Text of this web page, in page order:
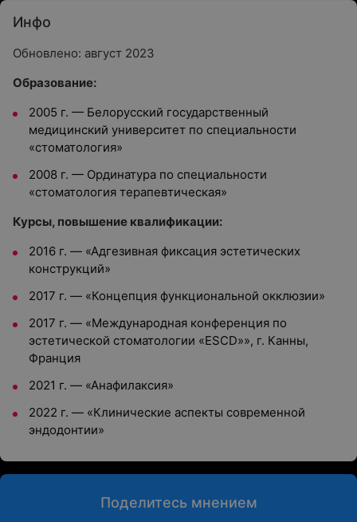
Инфо
Обновлено: август 2023
Образование:
2005 г. — Белорусский государственный
медицинский университет по специальности
«стоматология»
2008 г. — Ординатура по специальности
«стоматология терапевтическая»
Курсы, повышение квалификации:
2016 г. — «Адгезивная фиксация эстетических
конструкций»
2017 г. — «Концепция функциональной окклюзии»
2017 г. — «Международная конференция по
эстетической стоматологии «ESCD»», г. Канны,
Франция
2021 г. — «Анафилаксия»
2022 г. — «Клинические аспекты современной
эндодонтии»
Поделитесь мнением